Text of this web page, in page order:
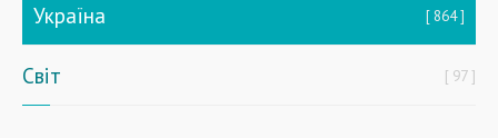
Україна 864
Світ 97